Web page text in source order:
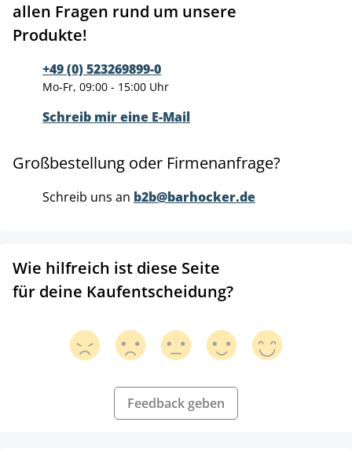
allen Fragen rund um unsere
Produkte!
+49 (0) 523269899-0
Mo-Fr, 09:00 - 15:00 Uhr
Schreib mir eine E-Mail
Großbestellung oder Firmenanfrage?
Schreib uns an b2b@barhocker.de
Wie hilfreich ist diese Seite
für deine Kaufentscheidung?
Feedback geben